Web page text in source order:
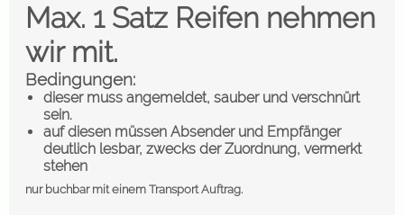
Max. 1 Satz Reifen nehmen
wir mit.
Bedingungen:
dieser muss angemeldet, sauber und verschnürt
sein.
auf diesen müssen Absender und Empfänger
deutlich lesbar, zwecks der Zuordnung, vermerkt
stehen
nur buchbar mit einem Transport Auftrag.